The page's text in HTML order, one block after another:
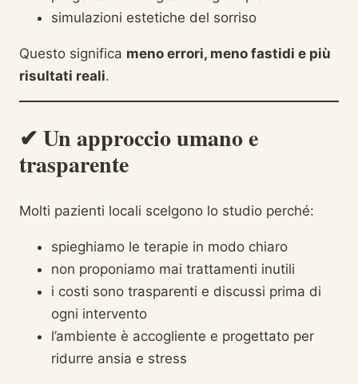
simulazioni estetiche del sorriso
Questo significa meno errori, meno fastidi e più
risultati reali.
✔ Un approccio umano e
trasparente
Molti pazienti locali scelgono lo studio perché:
spieghiamo le terapie in modo chiaro
non proponiamo mai trattamenti inutili
i costi sono trasparenti e discussi prima di
ogni intervento
l’ambiente è accogliente e progettato per
ridurre ansia e stress